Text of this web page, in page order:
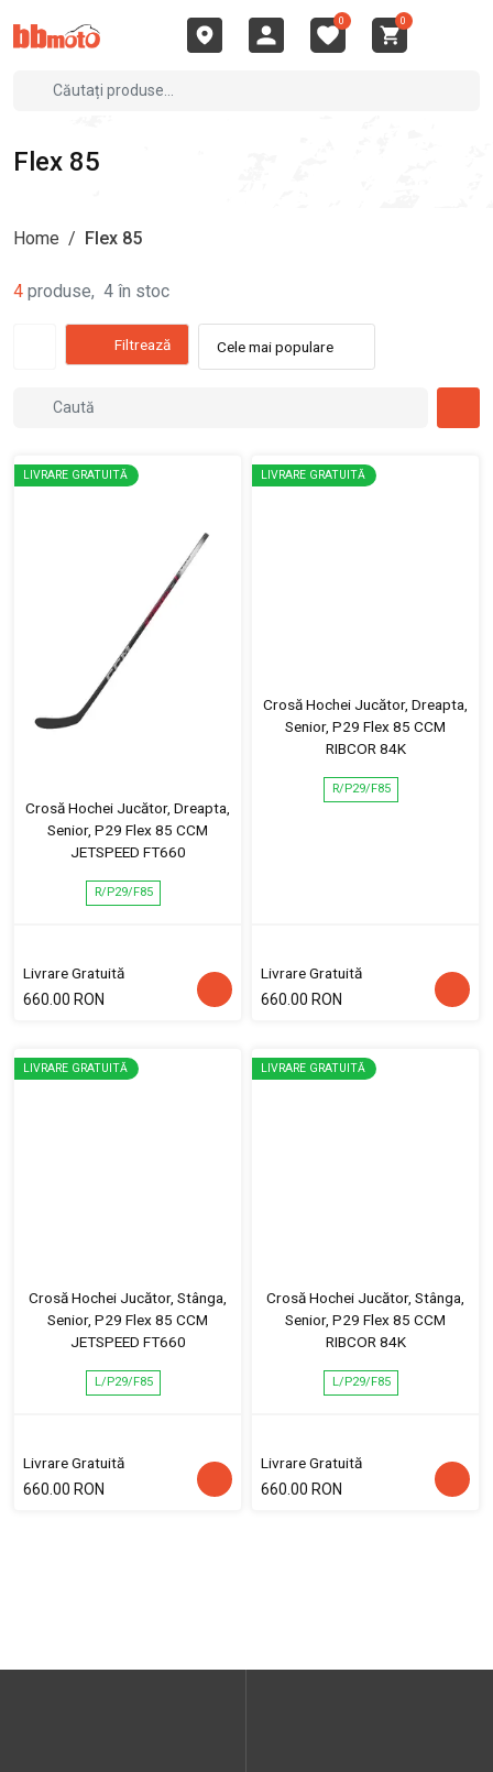
0 0
Flex 85
Home / Flex 85
4 produse, 4 în stoc
Filtrează Cele mai populare
LIVRARE GRATUITĂ
Crosă Hochei Jucător, Dreapta,
Senior, P29 Flex 85 CCM
JETSPEED FT660
R/P29/F85
Livrare Gratuită
660.00 RON
LIVRARE GRATUITĂ
Crosă Hochei Jucător, Dreapta,
Senior, P29 Flex 85 CCM
RIBCOR 84K
R/P29/F85
Livrare Gratuită
660.00 RON
LIVRARE GRATUITĂ
Crosă Hochei Jucător, Stânga,
Senior, P29 Flex 85 CCM
JETSPEED FT660
L/P29/F85
Livrare Gratuită
660.00 RON
LIVRARE GRATUITĂ
Crosă Hochei Jucător, Stânga,
Senior, P29 Flex 85 CCM
RIBCOR 84K
L/P29/F85
Livrare Gratuită
660.00 RON